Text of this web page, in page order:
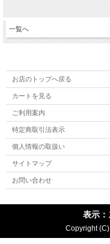
一覧へ
お店のトップへ戻る
カートを見る
ご利用案内
特定商取引法表示
個人情報の取扱い
サイトマップ
お問い合わせ
表示：
Copyright